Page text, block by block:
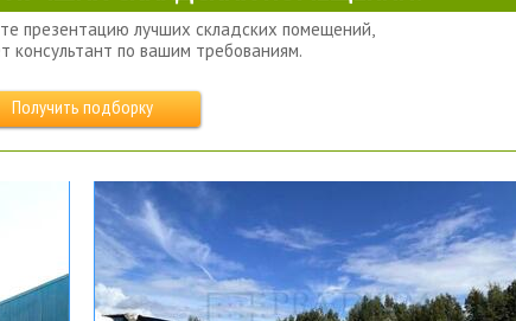
презентацию лучших складских помещений,
консультант по вашим требованиям.
Получить подборку